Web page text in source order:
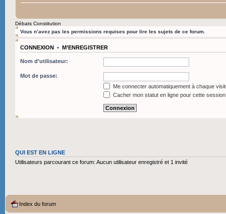
Débats Constitution
Vous n’avez pas les permissions requises pour lire les sujets de ce forum.
CONNEXION • M’ENREGISTRER
Nom d’utilisateur:
Mot de passe:
Me connecter automatiquement à chaque
Cacher mon statut en ligne pour cette session
QUI EST EN LIGNE
Utilisateurs parcourant ce forum: Aucun utilisateur enregistré et 1 invité
Index du forum